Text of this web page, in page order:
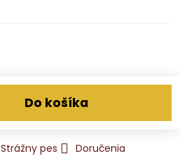
Do košíka
Strážny pes Doručenia